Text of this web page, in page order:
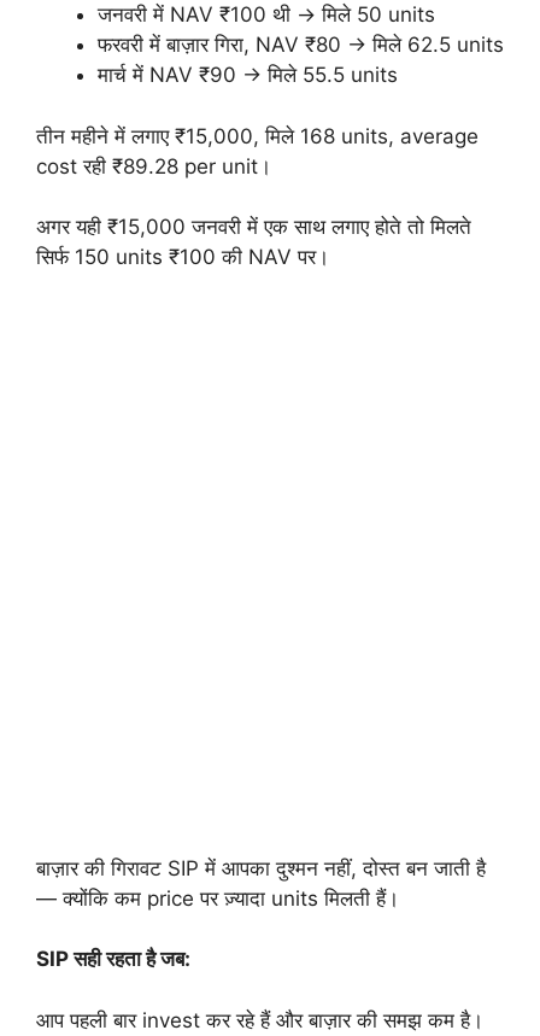
जनवरी में NAV ₹100 थी → मिले 50 units
फरवरी में बाज़ार गिरा, NAV ₹80 → मिले 62.5 units
मार्च में NAV ₹90 → मिले 55.5 units
तीन महीने में लगाए ₹15,000, मिले 168 units, average
cost रही ₹89.28 per unit।
अगर यही ₹15,000 जनवरी में एक साथ लगाए होते तो मिलते
सिर्फ 150 units ₹100 की NAV पर।
बाज़ार की गिरावट SIP में आपका दुश्मन नहीं, दोस्त बन जाती है
— क्योंकि कम price पर ज़्यादा units मिलती हैं।
SIP सही रहता है जब:
आप पहली बार invest कर रहे हैं और बाज़ार की समझ कम है।